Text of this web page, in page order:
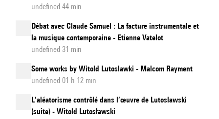
undefined 44 min
Débat avec Claude Samuel : La facture instrumentale et
la musique contemporaine - Etienne Vatelot
undefined 31 min
Some works by Witold Lutoslawki - Malcom Rayment
undefined 01 h 12 min
L’aléatorisme contrôlé dans l’œuvre de Lutoslawski
(suite) - Witold Lutosławski